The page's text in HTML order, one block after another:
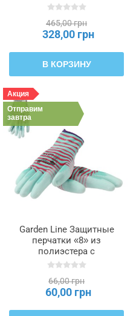
465,00 грн
328,00 грн
В КОРЗИНУ
Акция
Отправим
завтра
Garden Line Защитные
перчатки «8» из
полиэстера с
полиуретановым
штук., IDA9478
66,00 грн
60,00 грн